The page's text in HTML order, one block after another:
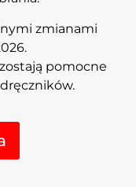
zmianami
pomocne